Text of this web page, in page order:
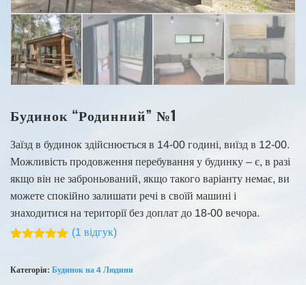
Будинок “Родинний” №1
Заїзд в будинок здійснюється в 14-00 годині, виїзд в 12-00.
Можливість продовження перебування у будинку – є, в разі
якщо він не заброньований, якщо такого варіанту немає, ви
можете спокійно залишати речі в своїй машині і
знаходитися на території без доплат до 18-00 вечора.
основі
(1 відгук)
Категорія: Будинок на 4 Людини